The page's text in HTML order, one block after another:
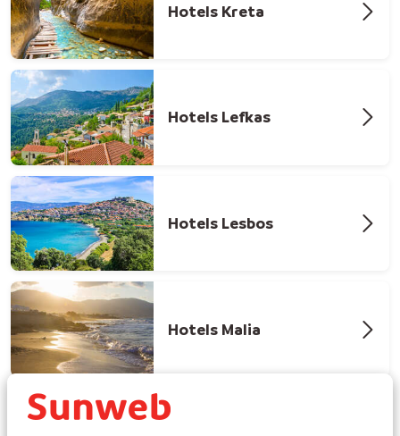
Hotels Kreta
Hotels Lefkas
Hotels Lesbos
Hotels Malia